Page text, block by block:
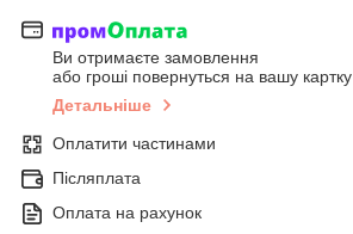
Ви отримаєте замовлення
або гроші повернуться на вашу картку
Детальніше
Оплатити частинами
Післяплата
Оплата на рахунок